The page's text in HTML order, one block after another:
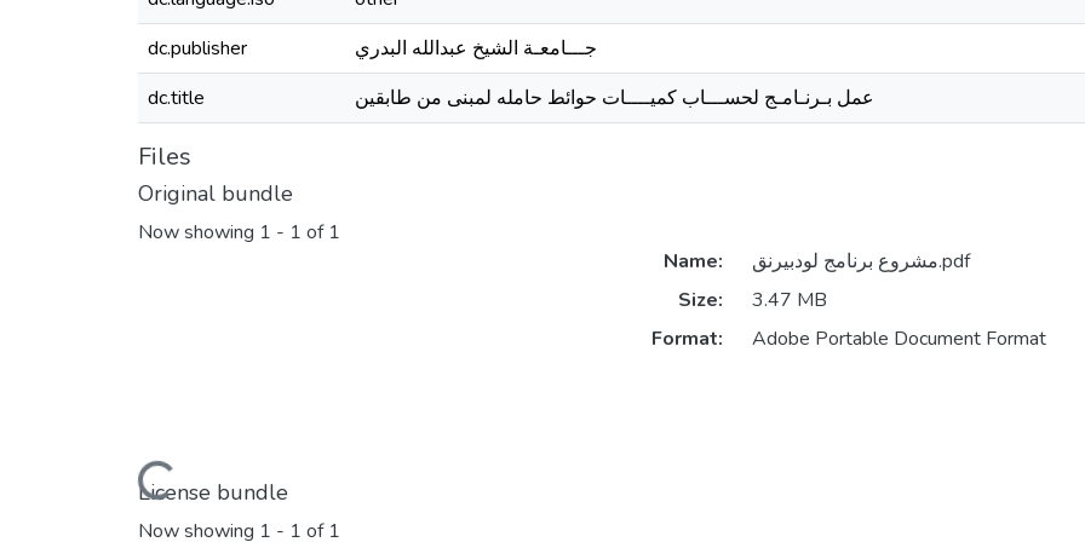
dc.publisher
جـــامعـة الشيخ عبدالله البدري
dc.title
عمل بـرنـامـج لحســـاب كميــــات حوائط حامله لمبنى من طابقين
Files
Original bundle
Now showing 1 - 1 of 1
Loading...
Name:
مشروع برنامج لودبيرنق.pdf
Size:
3.47 MB
Format:
Adobe Portable Document Format
License bundle
Now showing 1 - 1 of 1